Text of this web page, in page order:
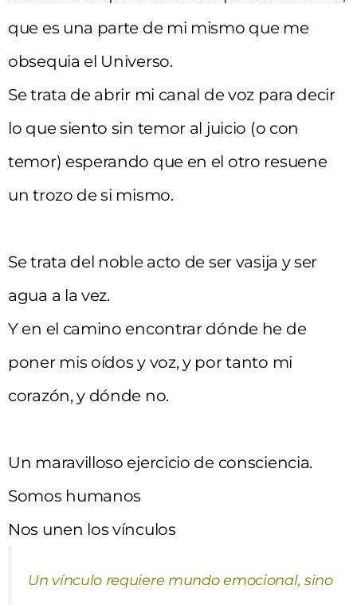
que es una parte de mi mismo que me
obsequia el Universo.
Se trata de abrir mi canal de voz para decir
lo que siento sin temor al juicio (o con
temor) esperando que en el otro resuene
un trozo de si mismo.
Se trata del noble acto de ser vasija y ser
agua a la vez.
Y en el camino encontrar dónde he de
poner mis oídos y voz, y por tanto mi
corazón, y dónde no.
Un maravilloso ejercicio de consciencia.
Somos humanos
Nos unen los vínculos
Un vínculo requiere mundo emocional, sino